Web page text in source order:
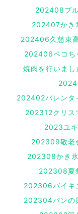
202408ブ
202407かき
202406久慈東
202406ペコち
焼肉を行いまし
202402バレンタ
202312クリス
2023ユ
202309敬老
202308かき氷
202308夏
202306バイキ
202304パンの